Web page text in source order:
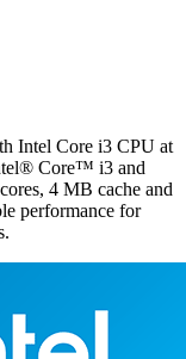
Intel Core i3 CPU at
Core™ i3 and
4 MB cache and
performance for